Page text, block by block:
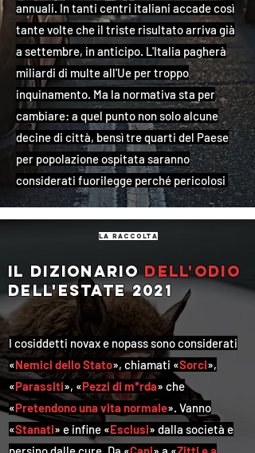
annuali. In tanti centri italiani accade così
tante volte che il triste risultato arriva già
a settembre, in anticipo. L'Italia pagherà
miliardi di multe all'Ue per troppo
inquinamento. Ma la normativa sta per
cambiare: a quel punto non solo alcune
decine di città, bensì tre quarti del Paese
per popolazione ospitata saranno
considerati fuorilegge perché pericolosi
la raccolta
Il dizionariodell'odio
dell'estate 2021
I cosiddetti novax e nopass sono considerati
«Nemici dello Stato», chiamati «Sorci»,
«Parassiti», «Pezzi di m*rda» che
«Pretendono una vita normale». Vanno
«Stanati» e infine «Esclusi» dalla società e